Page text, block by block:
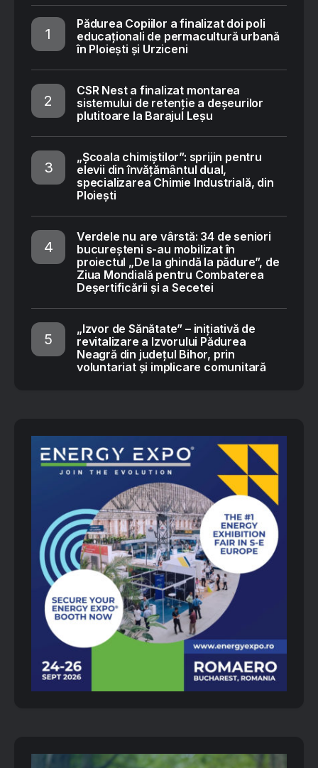
Pădurea Copiilor a finalizat doi poli
educaționali de permacultură urbană
în Ploiești și Urziceni
CSR Nest a finalizat montarea
sistemului de retenție a deșeurilor
plutitoare la Barajul Leșu
„Școala chimiștilor”: sprijin pentru
elevii din învățământul dual,
specializarea Chimie Industrială, din
Ploiești
Verdele nu are vârstă: 34 de seniori
bucureșteni s-au mobilizat în
proiectul „De la ghindă la pădure”, de
Ziua Mondială pentru Combaterea
Deșertificării și a Secetei
„Izvor de Sănătate” – inițiativă de
revitalizare a Izvorului Pădurea
Neagră din județul Bihor, prin
voluntariat și implicare comunitară